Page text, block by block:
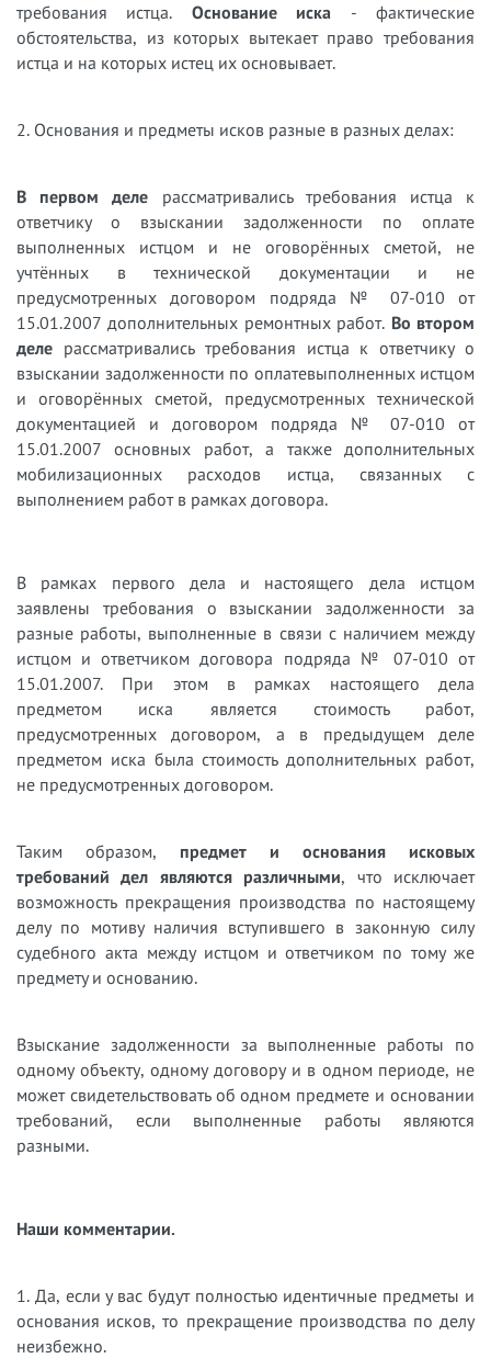
требования истца. Основание иска - фактические
обстоятельства, из которых вытекает право требования
истца и на которых истец их основывает.
2. Основания и предметы исков разные в разных делах:
В первом деле рассматривались требования истца к
ответчику о взыскании задолженности по оплате
выполненных истцом и не оговорённых сметой, не
учтённых в технической документации и не
предусмотренных договором подряда № 07-010 от
15.01.2007 дополнительных ремонтных работ. Во втором
деле рассматривались требования истца к ответчику о
взыскании задолженности по оплатевыполненных истцом
и оговорённых сметой, предусмотренных технической
документацией и договором подряда № 07-010 от
15.01.2007 основных работ, а также дополнительных
мобилизационных расходов истца, связанных с
выполнением работ в рамках договора.
В рамках первого дела и настоящего дела истцом
заявлены требования о взыскании задолженности за
разные работы, выполненные в связи с наличием между
истцом и ответчиком договора подряда № 07-010 от
15.01.2007. При этом в рамках настоящего дела
предметом иска является стоимость работ,
предусмотренных договором, а в предыдущем деле
предметом иска была стоимость дополнительных работ,
не предусмотренных договором.
Таким образом, предмет и основания исковых
требований дел являются различными, что исключает
возможность прекращения производства по настоящему
делу по мотиву наличия вступившего в законную силу
судебного акта между истцом и ответчиком по тому же
предмету и основанию.
Взыскание задолженности за выполненные работы по
одному объекту, одному договору и в одном периоде, не
может свидетельствовать об одном предмете и основании
требований, если выполненные работы являются
разными.
Наши комментарии.
1. Да, если у вас будут полностью идентичные предметы и
основания исков, то прекращение производства по делу
неизбежно.